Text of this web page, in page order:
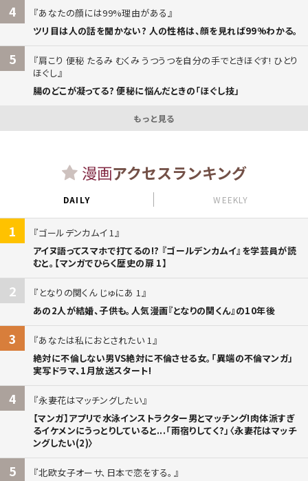
4
あなたの顔には99%理由がある
ツリ目は人の話を聞かない? 人の性格は、顔を見れば99%わかる。
5
肩こり 便秘 たるみ むくみ うつうつを自分の手でときほぐす! ひとり
ほぐし
腸のどこが凝ってる? 便秘に悩んだときの「ほぐし技」
もっと見る
漫画アクセスランキング
DAILY WEEKLY
1
ゴールデンカムイ 1
アイヌ語ってスマホで打てるの!? 『ゴールデンカムイ』を学芸員が読
むと。【マンガでひらく歴史の扉 1】
2
となりの関くん じゅにあ 1
あの2人が結婚、子供も。人気漫画『となりの関くん』の10年後
3
あなたは私におとされたい 1
絶対に不倫しない男VS絶対に不倫させる女。「異端の不倫マンガ」
実写ドラマ、1月放送スタート!
4
永妻花はマッチングしたい
【マンガ】アプリで水泳インストラクター男とマッチング!肉体派すぎ
るイケメンにうっとりしていると...「雨宿りしてく?」〈永妻花はマッチ
ングしたい(2)〉
5
北欧女子オーサ、日本で恋をする。